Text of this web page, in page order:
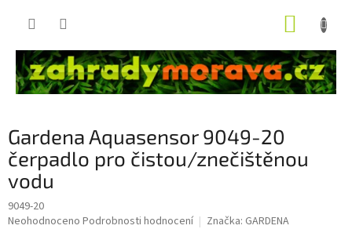
Gardena Aquasensor 9049-20
čerpadlo pro čistou/znečištěnou
vodu
9049-20
Průměrné
Neohodnoceno Podrobnosti hodnocení Značka: GARDENA